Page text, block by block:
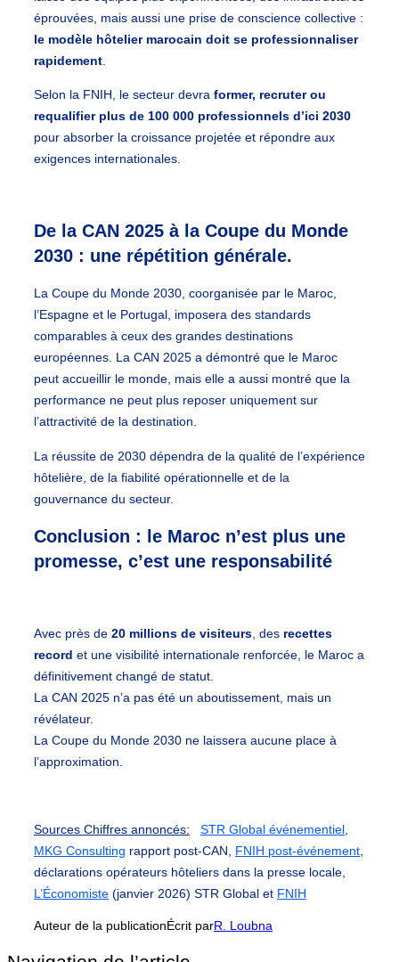
éprouvées, mais aussi une prise de conscience collective :
le modèle hôtelier marocain doit se professionnaliser
rapidement
Selon la FNIH, le secteur devra former, recruter ou
requalifier plus de 100 000 professionnels d’ici 2030
pour absorber la croissance projetée et répondre aux
exigences internationales.
De la CAN 2025 à la Coupe du Monde
2030 : une répétition générale.
La Coupe du Monde 2030, coorganisée par le Maroc,
l’Espagne et le Portugal, imposera des standards
comparables à ceux des grandes destinations
européennes. La CAN 2025 a démontré que le Maroc
peut accueillir le monde, mais elle a aussi montré que la
performance ne peut plus reposer uniquement sur
l’attractivité de la destination.
La réussite de 2030 dépendra de la qualité de l’expérience
hôtelière, de la fiabilité opérationnelle et de la
gouvernance du secteur.
Conclusion : le Maroc n’est plus une
promesse, c’est une responsabilité
Avec près de 20 millions de visiteurs , des recettes
record et une visibilité internationale renforcée, le Maroc a
définitivement changé de statut.
La CAN 2025 n’a pas été un aboutissement, mais un
révélateur.
La Coupe du Monde 2030 ne laissera aucune place à
l’approximation.
Sources Chiffres annoncés: STR Global événementiel,
MKG Consulting rapport post-CAN, FNIH post-événement,
déclarations opérateurs hôteliers dans la presse locale,
L’Économiste (janvier 2026) STR Global et FNIH
Auteur de la publicationÉcrit parR. Loubna